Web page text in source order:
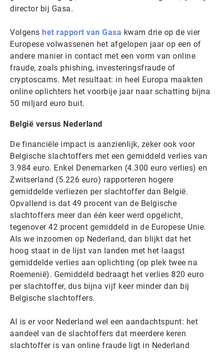
director bij Gasa.
Volgens het rapport van Gasa kwam drie op de vier
Europese volwassenen het afgelopen jaar op een of
andere manier in contact met een vorm van online
fraude, zoals phishing, investeringsfraude of
cryptoscams. Met resultaat: in heel Europa maakten
online oplichters het voorbije jaar naar schatting bijna
50 miljard euro buit.
België versus Nederland
De financiële impact is aanzienlijk, zeker ook voor
Belgische slachtoffers met een gemiddeld verlies van
3.984 euro. Enkel Denemarken (4.300 euro verlies) en
Zwitserland (5.226 euro) rapporteren hogere
gemiddelde verliezen per slachtoffer dan België.
Opvallend is dat 49 procent van de Belgische
slachtoffers meer dan één keer werd opgelicht,
tegenover 42 procent gemiddeld in de Europese Unie.
Als we inzoomen op Nederland, dan blijkt dat het
hoog staat in de lijst van landen met het laagst
gemiddelde verlies aan oplichting (op plek twee na
Roemenië). Gemiddeld bedraagt het verlies 820 euro
per slachtoffer, dus bijna vijf keer minder dan bij
Belgische slachtoffers.
Al is er voor Nederland wel een aandachtspunt: het
aandeel van de slachtoffers dat meerdere keren
slachtoffer is van online fraude ligt in Nederland